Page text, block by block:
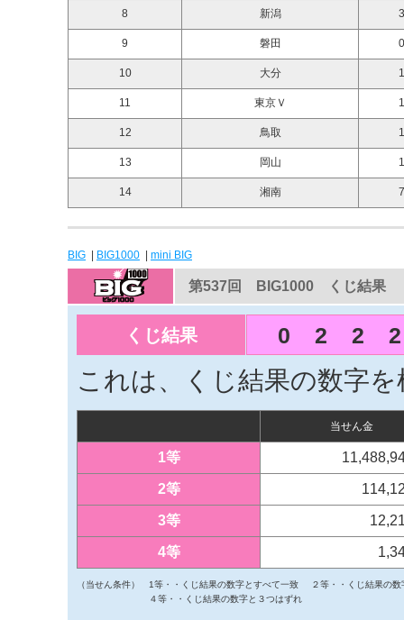
8 新潟
9 磐田
10 大分
11 東京Ｖ
12 鳥取
13 岡山
14 湘南
BIG BIG1000 mini BIG
第537回 BIG1000 くじ結果
くじ結果 0 2 2 2
これは、くじ結果の数字
当せん金
1等
2等
3等
4等
（当せん条件） 1等・・くじ結果の数字とすべて一致
２等・・くじ結果の
４等・・くじ結果の数字と３つはずれ